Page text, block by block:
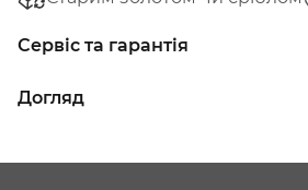
Сервіс та гарантія
Догляд